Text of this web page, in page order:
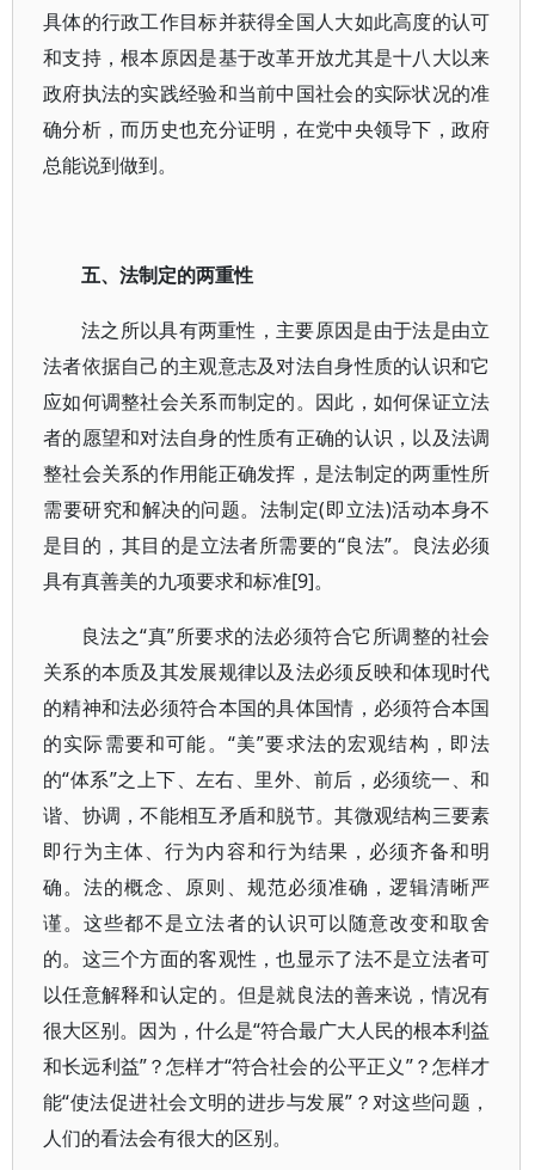
具体的行政工作目标并获得全国人大如此高度的认可
和支持，根本原因是基于改革开放尤其是十八大以来
政府执法的实践经验和当前中国社会的实际状况的准
确分析，而历史也充分证明，在党中央领导下，政府
总能说到做到。
五、法制定的两重性
法之所以具有两重性，主要原因是由于法是由立
法者依据自己的主观意志及对法自身性质的认识和它
应如何调整社会关系而制定的。因此，如何保证立法
者的愿望和对法自身的性质有正确的认识，以及法调
整社会关系的作用能正确发挥，是法制定的两重性所
需要研究和解决的问题。法制定(即立法)活动本身不
是目的，其目的是立法者所需要的“良法”。良法必须
具有真善美的九项要求和标准[9]。
良法之“真”所要求的法必须符合它所调整的社会
关系的本质及其发展规律以及法必须反映和体现时代
的精神和法必须符合本国的具体国情，必须符合本国
的实际需要和可能。“美”要求法的宏观结构，即法
的“体系”之上下、左右、里外、前后，必须统一、和
谐、协调，不能相互矛盾和脱节。其微观结构三要素
即行为主体、行为内容和行为结果，必须齐备和明
确。法的概念、原则、规范必须准确，逻辑清晰严
谨。这些都不是立法者的认识可以随意改变和取舍
的。这三个方面的客观性，也显示了法不是立法者可
以任意解释和认定的。但是就良法的善来说，情况有
很大区别。因为，什么是“符合最广大人民的根本利益
和长远利益”？怎样才“符合社会的公平正义”？怎样才
能“使法促进社会文明的进步与发展”？对这些问题，
人们的看法会有很大的区别。